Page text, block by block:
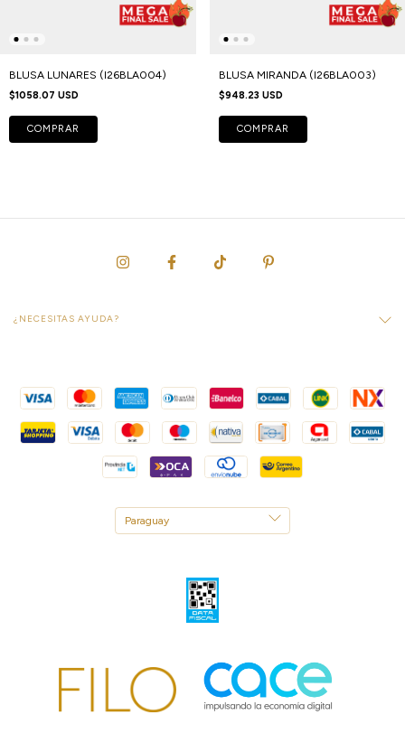
BLUSA LUNARES (I26BLA004)
$1058.07 USD
COMPRAR
BLUSA MIRANDA (I26BLA003)
$948.23 USD
COMPRAR
¿NECESITAS AYUDA?